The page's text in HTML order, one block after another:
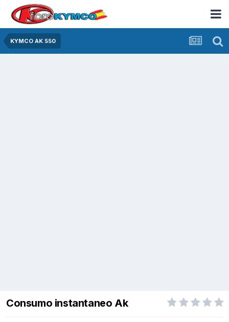
KYMCO AK 550
Consumo instantaneo Ak